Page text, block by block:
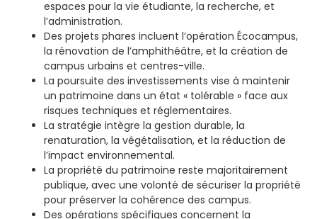
espaces pour la vie étudiante, la recherche, et
l’administration.
Des projets phares incluent l’opération Écocampus,
la rénovation de l’amphithéâtre, et la création de
campus urbains et centres-ville. ​
La poursuite des investissements vise à maintenir
un patrimoine dans un état « tolérable » face aux
risques techniques et réglementaires.
La stratégie intègre la gestion durable, la
renaturation, la végétalisation, et la réduction de
l’impact environnemental.
La propriété du patrimoine reste majoritairement
publique, avec une volonté de sécuriser la propriété
pour préserver la cohérence des campus.
Des opérations spécifiques concernent la